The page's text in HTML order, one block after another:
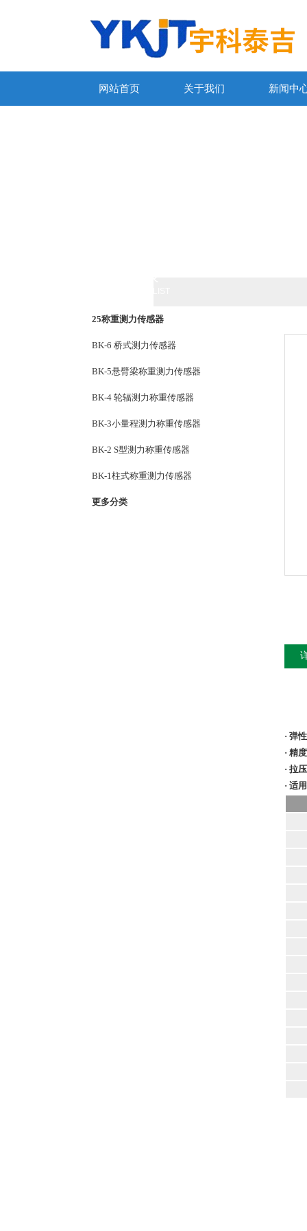
网站首页 关于我们 新闻中
25称重测力传感器
BK-6 桥式测力传感器
BK-5悬臂梁称重测力传感器
BK-4 轮辐测力称重传感器
BK-3小量程测力称重传感器
BK-2 S型测力称重传感器
BK-1柱式称重测力传感器
更多分类
· 弹
· 精
· 拉
· 适
输
直
重
工
温
零
输
激
绝
输
输
零
安